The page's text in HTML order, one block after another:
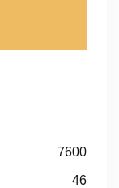
7600
46